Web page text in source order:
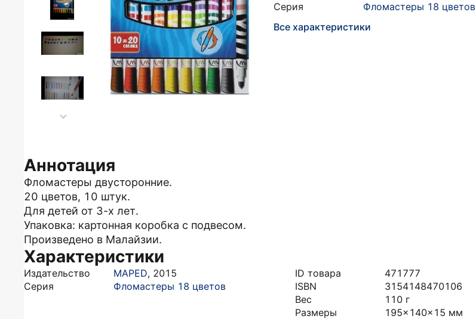
Серия
Фломастеры 18 цветов
Все характеристики
Аннотация
Фломастеры двусторонние.
20 цветов, 10 штук.
Для детей от 3-х лет.
Упаковка: картонная коробка с подвесом.
Произведено в Малайзии.
Характеристики
Издательство MAPED, 2015
Серия
Фломастеры 18 цветов
ID товара
471777
ISBN
3154148470106
Вес
110 г
Размеры
195x140x15 мм